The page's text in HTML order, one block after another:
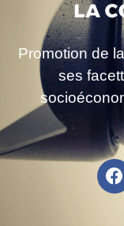
Promotion de
ses